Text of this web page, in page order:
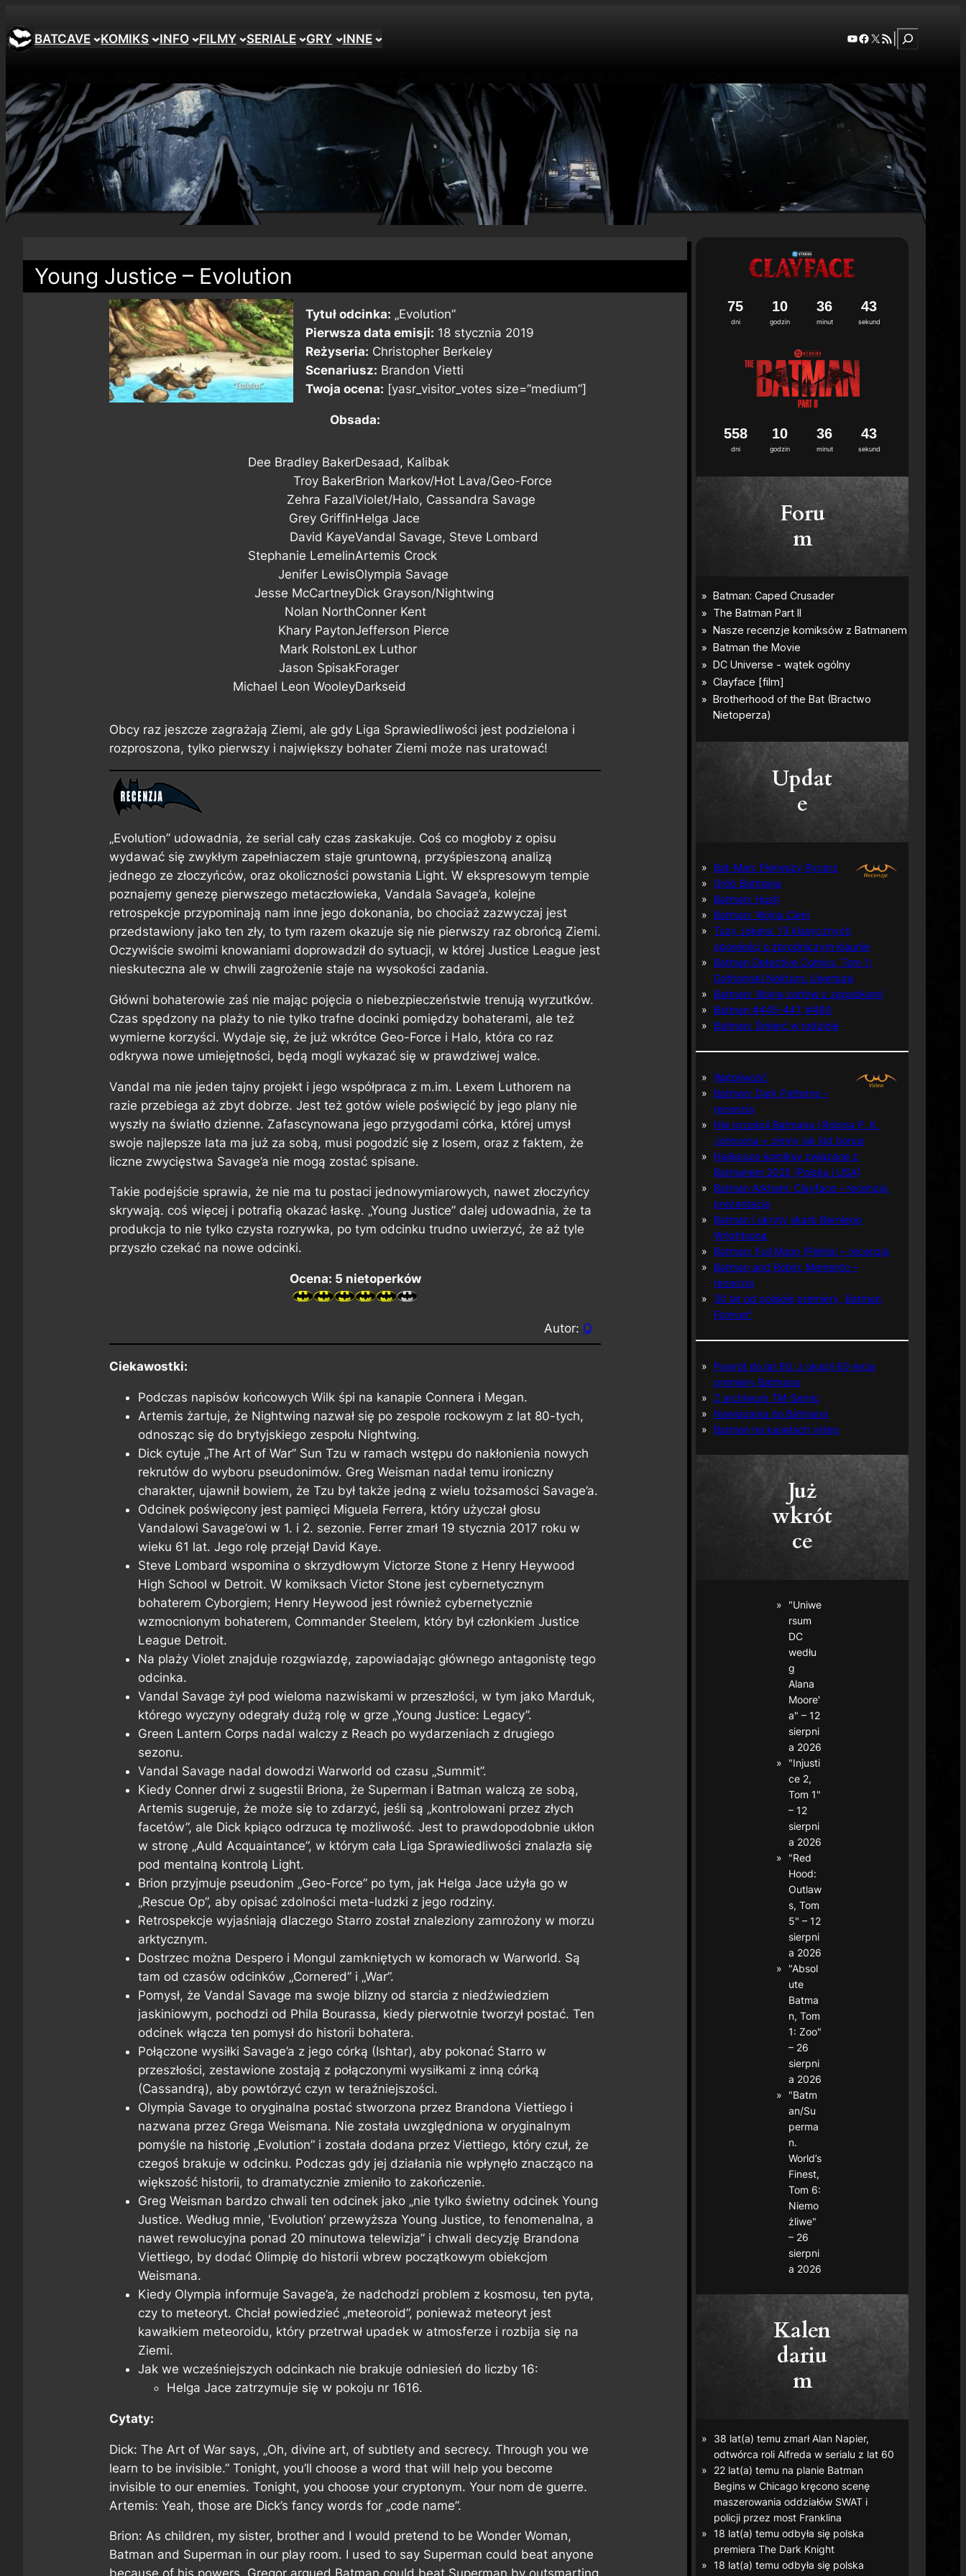
BATCAVE KOMIKS INFO FILMY SERIALE GRY INNE YouTube
Facebook
X RSS FeedSzukaj
Young Justice – Evolution
Tytuł odcinka: „Evolution”
Pierwsza data emisji: 18 stycznia 2019
Reżyseria: Christopher Berkeley
Scenariusz: Brandon Vietti
Twoja ocena: [yasr_visitor_votes size=”medium”]
Obsada:
Dee Bradley Baker
Troy Baker
Zehra Fazal
Grey Griffin
David Kaye
Stephanie Lemelin
Jenifer Lewis
Jesse McCartney
Nolan North
Khary Payton
Mark Rolston
Jason Spisak
Michael Leon Wooley
Desaad, Kalibak
Brion Markov/Hot Lava/Geo-Force
Violet/Halo, Cassandra Savage
Helga Jace
Vandal Savage, Steve Lombard
Artemis Crock
Olympia Savage
Dick Grayson/Nightwing
Conner Kent
Jefferson Pierce
Lex Luthor
Forager
Darkseid
Obcy raz jeszcze zagrażają Ziemi, ale gdy Liga Sprawiedliwości jest podzielona i
rozproszona, tylko pierwszy i największy bohater Ziemi może nas uratować!
„Evolution” udowadnia, że serial cały czas zaskakuje. Coś co mogłoby z opisu
wydawać się zwykłym zapełniaczem staje gruntowną, przyśpieszoną analizą
jednego ze złoczyńców, oraz okoliczności powstania Light. W ekspresowym tempie
poznajemy genezę pierwszego metaczłowieka, Vandala Savage’a, kolejne
retrospekcje przypominają nam inne jego dokonania, bo chociaż zazwyczaj jest
przedstawiony jako ten zły, to tym razem okazuje się nie pierwszy raz obrońcą Ziemi.
Oczywiście swoimi knowaniami doprowadził do sytuacji, w której Justice League jest
nieskuteczna ale w chwili zagrożenie staje na wysokości zadania.
Główni bohaterowie zaś nie mając pojęcia o niebezpieczeństwie trenują wyrzutków.
Czas spędzony na plaży to nie tylko trafne docinki pomiędzy bohaterami, ale też
wymierne korzyści. Wydaje się, że już wkrótce Geo-Force i Halo, która co raz
odkrywa nowe umiejętności, będą mogli wykazać się w prawdziwej walce.
Vandal ma nie jeden tajny projekt i jego współpraca z m.im. Lexem Luthorem na
razie przebiega aż zbyt dobrze. Jest też gotów wiele poświęcić by jego plany nie
wyszły na światło dzienne. Zafascynowana jego przygodami córka, której umysł
swoje najlepsze lata ma już za sobą, musi pogodzić się z losem, oraz z faktem, że
liczne zwycięstwa Savage’a nie mogą zostać spisane.
Takie podejście sprawia, że nie ma tu postaci jednowymiarowych, nawet złoczyńcy
skrywają. coś więcej i potrafią okazać łaskę. „Young Justice” dalej udowadnia, że ta
produkcja to nie tylko czysta rozrywka, po tym odcinku trudno uwierzyć, że aż tyle
przyszło czekać na nowe odcinki.
Ocena: 5 nietoperków
Autor: Q
Ciekawostki:
Podczas napisów końcowych Wilk śpi na kanapie Connera i Megan.
Artemis żartuje, że Nightwing nazwał się po zespole rockowym z lat 80-tych,
odnosząc się do brytyjskiego zespołu Nightwing.
Dick cytuje „The Art of War” Sun Tzu w ramach wstępu do nakłonienia nowych
rekrutów do wyboru pseudonimów. Greg Weisman nadał temu ironiczny
charakter, ujawnił bowiem, że Tzu był także jedną z wielu tożsamości Savage’a.
Odcinek poświęcony jest pamięci Miguela Ferrera, który użyczał głosu
Vandalowi Savage’owi w 1. i 2. sezonie. Ferrer zmarł 19 stycznia 2017 roku w
wieku 61 lat. Jego rolę przejął David Kaye.
Steve Lombard wspomina o skrzydłowym Victorze Stone z Henry Heywood
High School w Detroit. W komiksach Victor Stone jest cybernetycznym
bohaterem Cyborgiem; Henry Heywood jest również cybernetycznie
wzmocnionym bohaterem, Commander Steelem, który był członkiem Justice
League Detroit.
Na plaży Violet znajduje rozgwiazdę, zapowiadając głównego antagonistę tego
odcinka.
Vandal Savage żył pod wieloma nazwiskami w przeszłości, w tym jako Marduk,
którego wyczyny odegrały dużą rolę w grze „Young Justice: Legacy”.
Green Lantern Corps nadal walczy z Reach po wydarzeniach z drugiego
sezonu.
Vandal Savage nadal dowodzi Warworld od czasu „Summit”.
Kiedy Conner drwi z sugestii Briona, że Superman i Batman walczą ze sobą,
Artemis sugeruje, że może się to zdarzyć, jeśli są „kontrolowani przez złych
facetów”, ale Dick kpiąco odrzuca tę możliwość. Jest to prawdopodobnie ukłon
w stronę „Auld Acquaintance”, w którym cała Liga Sprawiedliwości znalazła się
pod mentalną kontrolą Light.
Brion przyjmuje pseudonim „Geo-Force” po tym, jak Helga Jace użyła go w
„Rescue Op”, aby opisać zdolności meta-ludzki z jego rodziny.
Retrospekcje wyjaśniają dlaczego Starro został znaleziony zamrożony w morzu
arktycznym.
Dostrzec można Despero i Mongul zamkniętych w komorach w Warworld. Są
tam od czasów odcinków „Cornered” i „War”.
Pomysł, że Vandal Savage ma swoje blizny od starcia z niedźwiedziem
jaskiniowym, pochodzi od Phila Bourassa, kiedy pierwotnie tworzył postać. Ten
odcinek włącza ten pomysł do historii bohatera.
Połączone wysiłki Savage’a z jego córką (Ishtar), aby pokonać Starro w
przeszłości, zestawione zostają z połączonymi wysiłkami z inną córką
(Cassandrą), aby powtórzyć czyn w teraźniejszości.
Olympia Savage to oryginalna postać stworzona przez Brandona Viettiego i
nazwana przez Grega Weismana. Nie została uwzględniona w oryginalnym
pomyśle na historię „Evolution” i została dodana przez Viettiego, który czuł, że
czegoś brakuje w odcinku. Podczas gdy jej działania nie wpłynęło znacząco na
większość historii, to dramatycznie zmieniło to zakończenie.
Greg Weisman bardzo chwali ten odcinek jako „nie tylko świetny odcinek Young
Justice. Według mnie, 'Evolution’ przewyższa Young Justice, to fenomenalna, a
nawet rewolucyjna ponad 20 minutowa telewizja” i chwali decyzję Brandona
Viettiego, by dodać Olimpię do historii wbrew początkowym obiekcjom
Weismana.
Kiedy Olympia informuje Savage’a, że nadchodzi problem z kosmosu, ten pyta,
czy to meteoryt. Chciał powiedzieć „meteoroid”, ponieważ meteoryt jest
kawałkiem meteoroidu, który przetrwał upadek w atmosferze i rozbija się na
Ziemi.
Jak we wcześniejszych odcinkach nie brakuje odniesień do liczby 16:
Helga Jace zatrzymuje się w pokoju nr 1616.
Cytaty:
Dick: The Art of War says, „Oh, divine art, of subtlety and secrecy. Through you we
learn to be invisible.” Tonight, you’ll choose a word that will help you become
invisible to our enemies. Tonight, you choose your cryptonym. Your nom de guerre.
Artemis: Yeah, those are Dick’s fancy words for „code name”.
Brion: As children, my sister, brother and I would pretend to be Wonder Woman,
Batman and Superman in our play room. I used to say Superman could beat anyone
dni
75
godzin
10
minut
36
sekund
42
dni
558
godzin
10
minut
36
sekund
42
Foru
m
Updat
e
Bat-Man: Pierwszy Rycerz
Grób Batmana
Batman: Hush
Batman: Wojna Cieni
Tuzy Jokera: 13 klasycznych
opowieści o zbrodniczym klaunie
Batman Detective Comics, Tom 1:
Gothamski Nokturn: Uwertura
Batman: Wojna żartów z zagadkami
Batman #445-447, #480
Batman: Śmierć w rodzinie
Wątpliwość
Batman: Dark Patterns –
recenzja
Nie prześpij Batmana i Robina P. K.
Johnsona + zimny jak lód bonus
Najlepsze komiksy związane z
Batmanem 2025 (Polska i USA)
Batman Arkham: Clayface – recenzja,
prezentacja
Batman i ukryty skarb Berniego
Wrightsona
Batman: Full Moon (Pełnia) – recenzja
Batman and Robin: Memento –
recenzja
30 lat od polskiej premiery „Batman
Forever”
Powrót do lat 60. z okazji 60-lecia
premiery Batmana
Z archiwum TM-Semic
Nawiązania do Batmana
Batman na kasetach video
Już
wkrót
ce
"Uniwe
rsum
DC
wedłu
g
Alana
Moore'
a" – 12
sierpni
a 2026
"Injusti
ce 2,
Tom 1"
– 12
sierpni
a 2026
"Red
Hood:
Outlaw
s, Tom
5" – 12
sierpni
a 2026
"Absol
ute
Batma
n, Tom
1: Zoo"
– 26
sierpni
a 2026
"Batm
an/Su
perma
n.
World’s
Finest,
Tom 6:
Niemo
żliwe"
– 26
sierpni
a 2026
Kalen
dariu
m
38 lat(a) temu zmarł Alan Napier,
odtwórca roli Alfreda w serialu z lat 60
22 lat(a) temu na planie Batman
Begins w Chicago kręcono scenę
maszerowania oddziałów SWAT i
policji przez most Franklina
18 lat(a) temu odbyła się polska
premieraThe Dark Knight
18 lat(a) temu odbyła się polska